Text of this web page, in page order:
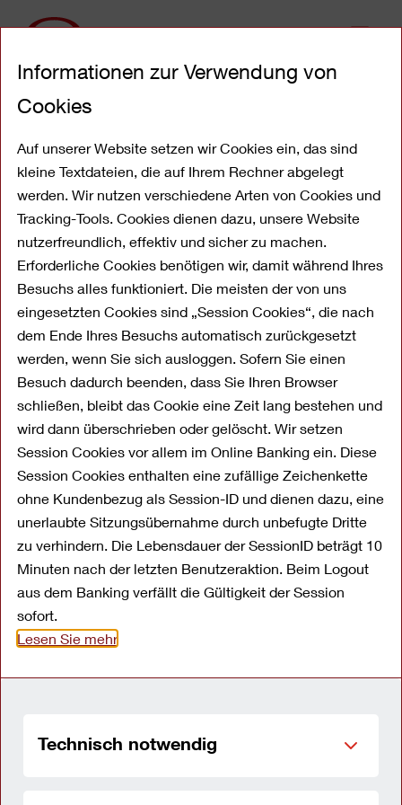
Informationen zur Verwendung von
Cookies
Auf unserer Website setzen wir Cookies ein, das sind
kleine Textdateien, die auf Ihrem Rechner abgelegt
werden. Wir nutzen verschiedene Arten von Cookies und
Tracking-Tools. Cookies dienen dazu, unsere Website
nutzerfreundlich, effektiv und sicher zu machen.
Erforderliche Cookies benötigen wir, damit während Ihres
Besuchs alles funktioniert. Die meisten der von uns
eingesetzten Cookies sind „Session Cookies“, die nach
dem Ende Ihres Besuchs automatisch zurückgesetzt
werden, wenn Sie sich ausloggen. Sofern Sie einen
Besuch dadurch beenden, dass Sie Ihren Browser
schließen, bleibt das Cookie eine Zeit lang bestehen und
wird dann überschrieben oder gelöscht. Wir setzen
Session Cookies vor allem im Online Banking ein. Diese
Session Cookies enthalten eine zufällige Zeichenkette
ohne Kundenbezug als Session-ID und dienen dazu, eine
unerlaubte Sitzungsübernahme durch unbefugte Dritte
zu verhindern. Die Lebensdauer der SessionID beträgt 10
Minuten nach der letzten Benutzeraktion. Beim Logout
aus dem Banking verfällt die Gültigkeit der Session
sofort.
Lesen Sie mehr
Technisch notwendig
zum
Inhalt03.03.2014: Erneut "Beste
Bank für Kleinkredite"
OYAK ANKER Bank durch n-tv
und FMH ausgezeichnet
Die OYAK ANKER Bank ist erneut „Beste Bank
für Kleinkredite“. Wie schon 2013 wurde dem
Frankfurter Bankhaus dieses Gütesiegel vom
Fernsehsender n-tv verliehen. Im Auftrag von n-
tv hatte die FMH-Finanzberatung die Zinssätze
für Kleindarlehen ausgewertet. Prämisse war
dabei, dass Darlehen in einer Höhe von 2.500
bis maximal 3.500 Euro innerhalb von 12 oder
kreditfinanzierten Objekt kaum um ein